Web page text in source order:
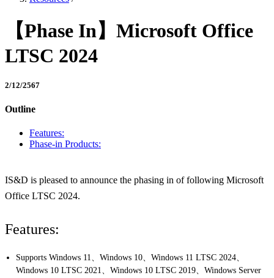
【Phase In】Microsoft Office
LTSC 2024
2/12/2567
Outline
Features:
Phase-in Products:
IS&D is pleased to announce the phasing in of following Microsoft
Office LTSC 2024.
Features:
Supports Windows 11、Windows 10、Windows 11 LTSC 2024、
Windows 10 LTSC 2021、Windows 10 LTSC 2019、Windows Server